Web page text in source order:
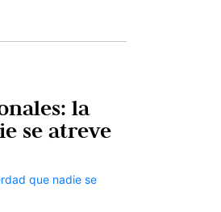
la
se atreve